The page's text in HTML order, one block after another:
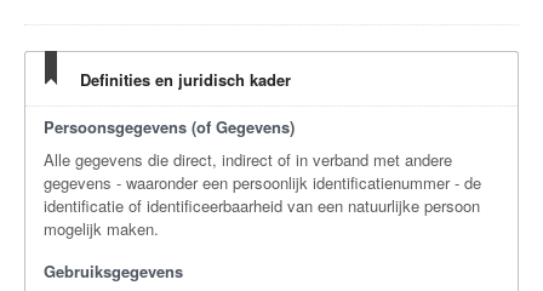
Definities en juridisch kader
Persoonsgegevens (of Gegevens)
Alle gegevens die direct, indirect of in verband met andere
gegevens - waaronder een persoonlijk identificatienummer - de
identificatie of identificeerbaarheid van een natuurlijke persoon
mogelijk maken.
Gebruiksgegevens